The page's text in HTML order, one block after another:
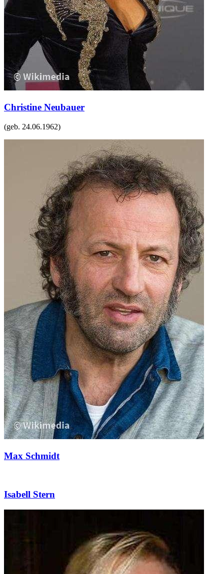
Christine Neubauer
(geb. 24.06.1962)
Max Schmidt
Isabell Stern